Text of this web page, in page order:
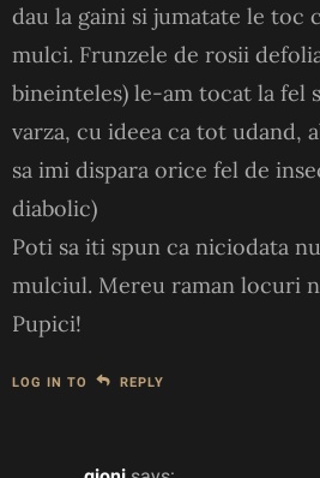
dau la gaini si jumatate le toc
mulci. Frunzele de rosii
bineinteles) le-am tocat la fel
varza, cu ideea ca tot udand,
sa imi dispara orice fel de
diabolic)
Poti sa iti spun ca niciodata
mulciul. Mereu raman locuri
Pupici!
LOG IN TO REPLY